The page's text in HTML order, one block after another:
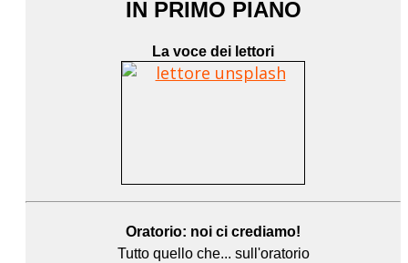
IN PRIMO PIANO
La voce dei lettori
Oratorio: noi ci crediamo!
Tutto quello che... sull'oratorio